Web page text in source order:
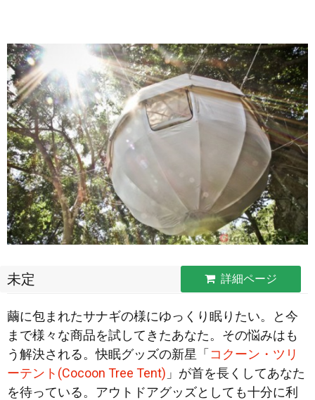
未定 詳細ページ
繭に包まれたサナギの様にゆっくり眠りたい。と今
まで様々な商品を試してきたあなた。その悩みはも
う解決される。快眠グッズの新星「コクーン・ツリ
ーテント(Cocoon Tree Tent) 」が首を長くしてあなた
を待っている。アウトドアグッズとしても十分に利